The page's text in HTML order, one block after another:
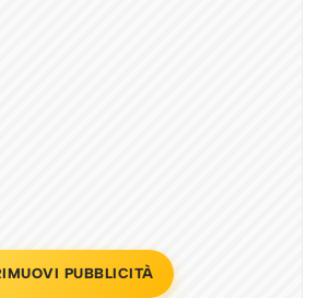
PUBBLICITÀ